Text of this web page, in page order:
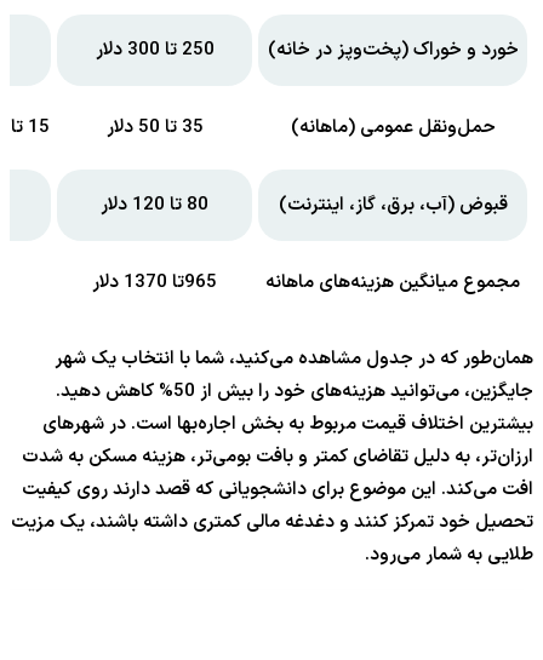
خورد و خوراک (پخت‌وپز در خانه) 250 تا 300 دلار
حمل‌ونقل عمومی (ماهانه) 35 تا 50 دلار 15 تا 25 دلار (با کارت دانشجویی کمتر است)
قبوض (آب، برق، گاز، اینترنت) 80 تا 120 دلار
مجموع میانگین هزینه‌های ماهانه 965تا 1370 دلار
همان‌طور که در جدول مشاهده می‌کنید، شما با انتخاب یک شهر
جایگزین، می‌توانید هزینه‌های خود را بیش از 50% کاهش دهید.
بیشترین اختلاف قیمت مربوط به بخش اجاره‌بها است. در شهرهای
ارزان‌تر، به دلیل تقاضای کمتر و بافت بومی‌تر، هزینه مسکن به شدت
افت می‌کند. این موضوع برای دانشجویانی که قصد دارند روی کیفیت
تحصیل خود تمرکز کنند و دغدغه مالی کمتری داشته باشند، یک مزیت
طلایی به شمار می‌رود.